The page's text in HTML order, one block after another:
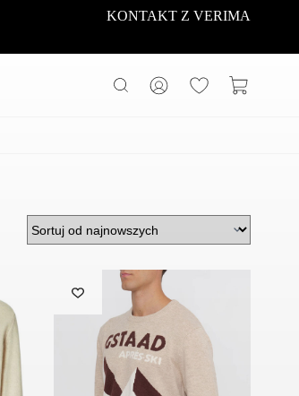
KONTAKT Z VERIMA
Koszyk